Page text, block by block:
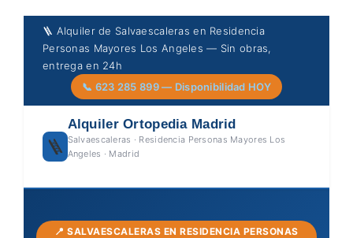
Skip
content
🪜 Alquiler de Salvaescaleras en Residencia
Personas Mayores Los Angeles — Sin obras,
entrega en 24h
📞 623 285 899 — Disponibilidad HOY
🪜
Alquiler Ortopedia Madrid
Salvaescaleras · Residencia Personas Mayores Los
Angeles · Madrid
📍 SALVAESCALERAS EN RESIDENCIA PERSONAS